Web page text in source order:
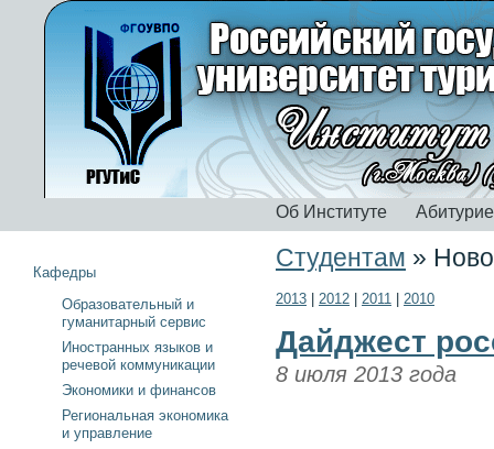
Об Институте
Студентам »
2013 2012 2011 2010
Дайджест
8 июля 2013 года
Кафедры
Образовательный и
гуманитарный сервис
Иностранных языков и
речевой коммуникации
Экономики и финансов
Региональная экономика
и управление